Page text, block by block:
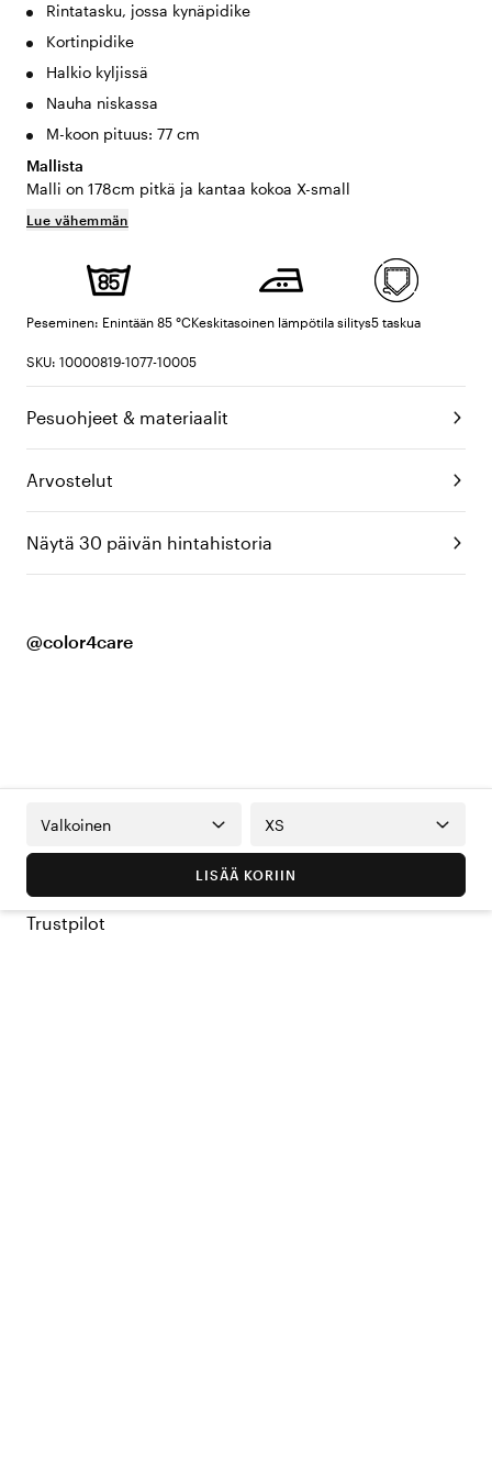
Rintatasku, jossa kynäpidike
Kortinpidike
Halkio kyljissä
Nauha niskassa
M-koon pituus: 77 cm
Mallista
Malli on 178cm pitkä ja kantaa kokoa X-small
Lue vähemmän
Peseminen: Enintään 85 °CKeskitasoinen lämpötila silitys5 taskua
SKU: 10000819-1077-10005
Pesuohjeet & materiaalit
Arvostelut
Näytä 30 päivän hintahistoria
@color4care
Valkoinen XS
LISÄÄ KORIIN
Trustpilot